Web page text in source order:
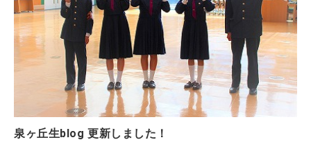
泉ヶ丘生blog 更新しました！